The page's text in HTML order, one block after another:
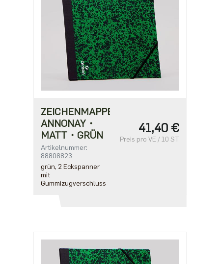
ZEICHENMAPPE
ANNONAY・
MATT・GRÜN
Artikelnummer:
88806823
grün, 2 Eckspanner
mit
Gummizugverschluss
41,40 €
Preis pro VE / 10 ST